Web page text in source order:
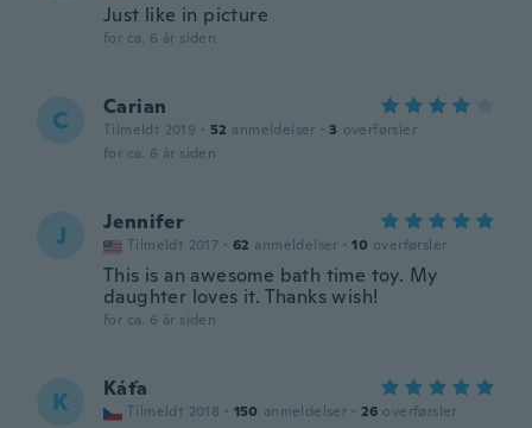
Just like in picture
for ca. 6 år siden
C Carian
Tilmeldt 2019 · 52 anmeldelser · 3 overførsler
for ca. 6 år siden
J Jennifer
Tilmeldt 2017 · 62 anmeldelser · 10 overførsler
This is an awesome bath time toy. My
daughter loves it. Thanks wish!
for ca. 6 år siden
K Káťa
Tilmeldt 2018 · 150 anmeldelser · 26 overførsler